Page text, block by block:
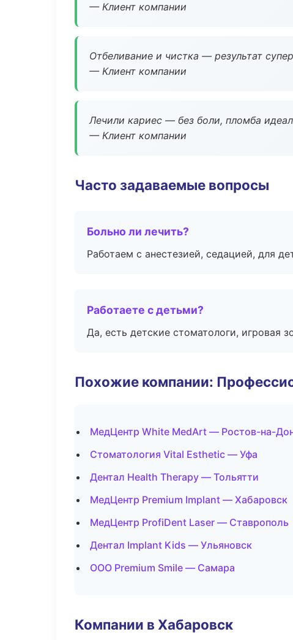
— Клиент компании
Отбеливание и чистка — результат
— Клиент компании
Лечили кариес — без боли, пломба
— Клиент компании
Часто задаваемые вопросы
Больно ли лечить?
Работаем с анестезией, седацией, для
Работаете с детьми?
Да, есть детские стоматологи, игровая
Похожие компании:
МедЦентр White MedArt — Ростов-на-
Стоматология Vital Esthetic — Уфа
Дентал Health Therapy — Тольятти
МедЦентр Premium Implant — Хабаровск
МедЦентр ProfiDent Laser — Ставрополь
Дентал Implant Kids — Ульяновск
ООО Premium Smile — Самара
Компании в Хабаровск